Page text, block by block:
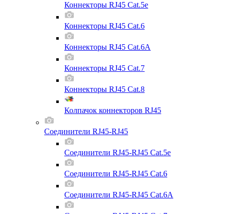
Коннекторы RJ45 Cat.5e
Коннекторы RJ45 Cat.6
Коннекторы RJ45 Cat.6A
Коннекторы RJ45 Cat.7
Коннекторы RJ45 Cat.8
Колпачок коннекторов RJ45
Соединители RJ45-RJ45
Соединители RJ45-RJ45 Cat.5e
Соединители RJ45-RJ45 Cat.6
Соединители RJ45-RJ45 Cat.6A